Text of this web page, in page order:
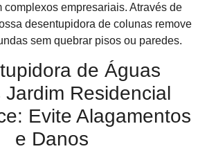
complexos empresariais. Através de
desentupidora de colunas remove
sem quebrar pisos ou paredes.
de Águas
Jardim Residencial
Evite Alagamentos
e Danos